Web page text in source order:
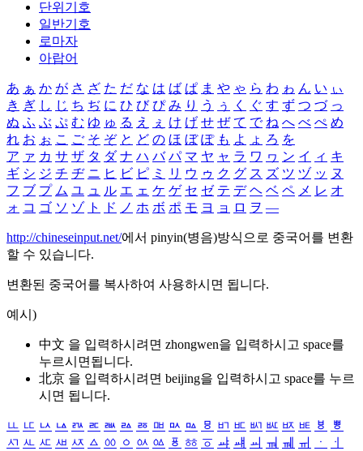
단위기호
일반기호
로마자
아랍어
あ ぁ か が さ ざ た だ な は ば ぱ ま や ゃ ら わ ゎ ん い ぃ
き ぎ し じ ち ぢ に ひ び ぴ み り う ぅ く ぐ す ず つ づ っ
ぬ ふ ぶ ぷ む ゆ ゅ る え ぇ け げ せ ぜ て で ね へ べ ぺ め
れ お ぉ こ ご そ ぞ と ど の ほ ぼ ぽ も よ ょ ろ を
ア ァ カ サ ザ タ ダ ナ ハ バ パ マ ヤ ャ ラ ワ ヮ ン イ ィ キ
ギ シ ジ チ ヂ ニ ヒ ビ ピ ミ リ ウ ゥ ク グ ス ズ ツ ヅ ッ ヌ
フ ブ プ ム ユ ュ ル エ ェ ケ ゲ セ ゼ テ デ ヘ ベ ペ メ レ オ
ォ コ ゴ ソ ゾ ト ド ノ ホ ボ ポ モ ヨ ョ ロ ヲ ―
http://chineseinput.net/에서 pinyin(병음)방식으로 중국어를 변환
할 수 있습니다.
변환된 중국어를 복사하여 사용하시면 됩니다.
예시)
中文 을 입력하시려면 zhongwen을 입력하시고 space를
누르시면됩니다.
北京 을 입력하시려면 beijing을 입력하시고 space를 누르
시면 됩니다.
ㅥ ㅦ ㅧ ㅨ ㅩ ㅪ ㅫ ㅬ ㅭ ㅮ ㅯ ㅰ ㅱ ㅲ ㅳ ㅴ ㅵ ㅶ ㅷ ㅸ
ㅹ
ㅺ ㅻ ㅼ ㅽ ㅾ ㅿ ㆀ ㆁ ㆂ ㆃ ㆄ ㆅ ㆆ ㆇ ㆈ ㆉ ㆊ ㆋ ㆌ ㆍ
ㆎ